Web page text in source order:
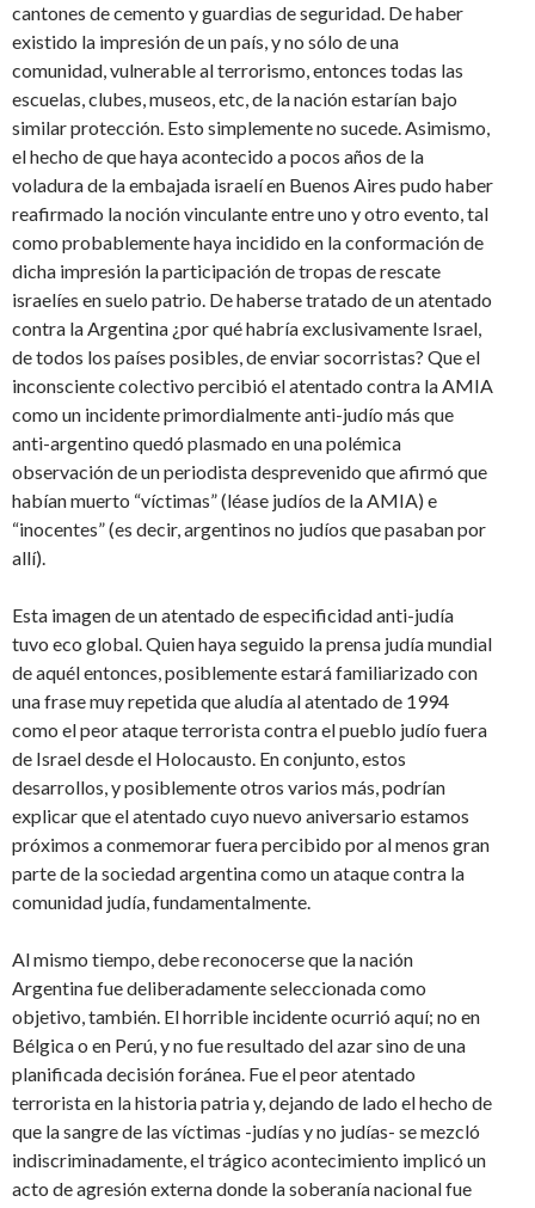
cantones de cemento y guardias de seguridad. De haber
existido la impresión de un país, y no sólo de una
comunidad, vulnerable al terrorismo, entonces todas las
escuelas, clubes, museos, etc, de la nación estarían bajo
similar protección. Esto simplemente no sucede. Asimismo,
el hecho de que haya acontecido a pocos años de la
voladura de la embajada israelí en Buenos Aires pudo haber
reafirmado la noción vinculante entre uno y otro evento, tal
como probablemente haya incidido en la conformación de
dicha impresión la participación de tropas de rescate
israelíes en suelo patrio. De haberse tratado de un atentado
contra la Argentina ¿por qué habría exclusivamente Israel,
de todos los países posibles, de enviar socorristas? Que el
inconsciente colectivo percibió el atentado contra la AMIA
como un incidente primordialmente anti-judío más que
anti-argentino quedó plasmado en una polémica
observación de un periodista desprevenido que afirmó que
habían muerto “víctimas” (léase judíos de la AMIA) e
“inocentes” (es decir, argentinos no judíos que pasaban por
allí).
Esta imagen de un atentado de especificidad anti-judía
tuvo eco global. Quien haya seguido la prensa judía mundial
de aquél entonces, posiblemente estará familiarizado con
una frase muy repetida que aludía al atentado de 1994
como el peor ataque terrorista contra el pueblo judío fuera
de Israel desde el Holocausto. En conjunto, estos
desarrollos, y posiblemente otros varios más, podrían
explicar que el atentado cuyo nuevo aniversario estamos
próximos a conmemorar fuera percibido por al menos gran
parte de la sociedad argentina como un ataque contra la
comunidad judía, fundamentalmente.
Al mismo tiempo, debe reconocerse que la nación
Argentina fue deliberadamente seleccionada como
objetivo, también. El horrible incidente ocurrió aquí; no en
Bélgica o en Perú, y no fue resultado del azar sino de una
planificada decisión foránea. Fue el peor atentado
terrorista en la historia patria y, dejando de lado el hecho de
que la sangre de las víctimas -judías y no judías- se mezcló
indiscriminadamente, el trágico acontecimiento implicó un
acto de agresión externa donde la soberanía nacional fue